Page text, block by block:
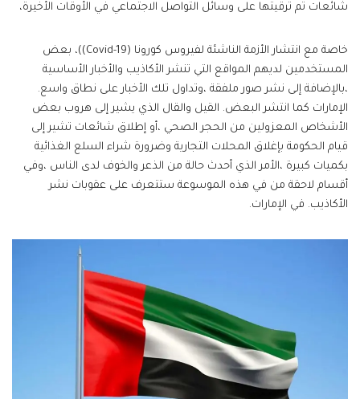
شائعات تم ترقيتها على وسائل التواصل الاجتماعي في الأوقات الأخيرة،
خاصة مع انتشار الأزمة الناشئة لفيروس كورونا (Covid-19))، بعض
المستخدمين لديهم المواقع التي تنشر الأكاذيب والأخبار الأساسية
،بالإضافة إلى نشر صور ملفقة ،وتداول تلك الأخبار على نطاق واسع.
الإمارات كما انتشر البعض. القيل والقال الذي يشير إلى هروب بعض
الأشخاص المعزولين من الحجر الصحي ،أو إطلاق شائعات تشير إلى
قيام الحكومة بإغلاق المحلات التجارية وضرورة شراء السلع الغذائية
بكميات كبيرة ،الأمر الذي أحدث حالة من الذعر والخوف لدى الناس ،وفي
أقسام لاحقة من في هذه الموسوعة ستتعرف على عقوبات نشر
الأكاذيب. في الإمارات.